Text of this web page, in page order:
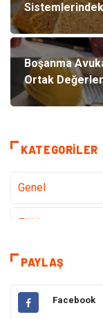
Boşanma
Ortak
KATEGORILER
Genel
Eğitim
Dünya'dan
Müzik
PAYLAŞ
Facebook